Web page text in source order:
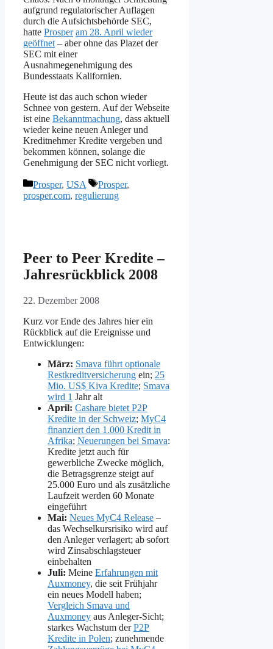
aufgrund regulatorischer Auflagen
durch die Aufsichtsbehörde SEC,
hatte Prosper am 28. April wieder
geöffnet – aber ohne das Plazet der
SEC mit einer
Ausnahmegenehmigung des
Bundesstaats Kalifornien.
Heute ist das auch schon wieder
Schnee von gestern. Auf der Webseite
ist eine Bekanntmachung, dass aktuell
wieder keine neuen Anleger und
Kreditnehmer Kredite vergeben und
bekommen können, solange die
Genehmigung der SEC nicht vorliegt.
Kategorien
Prosper, USA Schlagwörter
Prosper,
prosper.com, regulierung
Peer to Peer Kredite –
Jahresrückblick 2008
22. Dezember 2008
Kurz vor Ende des Jahres hier ein
Rückblick auf die Ereignisse und
Entwicklungen:
März: Smava führt optionale
Restkreditversicherung ein; 25
Mio. US$ Kiva Kredite; Smava
wird 1 Jahr alt
April: Cashare bietet P2P
Kredite in der Schweiz; MyC4
finanziert den 1.000 Kredit in
Afrika; Neuerungen bei Smava:
Kredite jetzt auch für
gewerbliche Zwecke möglich,
die Betragsgrenze steigt auf
25.000 Euro und als zusätzliche
Laufzeit werden 60 Monate
eingeführt
Mai: Neues MyC4 Release –
das Wechselkursrisiko wird auf
den Anleger verlagert; ab sofort
wird Zinsabschlagsteuer
einbehalten
Juli: Meine Erfahrungen mit
Auxmoney, die seit Frühjahr
ein neues Modell haben;
Vergleich Smava und
Auxmoney aus Anleger-Sicht;
starkes Wachstum derP2P
Kredite in Polen; zunehmende